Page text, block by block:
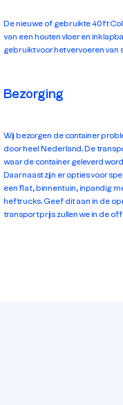
De nieuwe of gebruikte 40ft
van een houten vloer en
gebruikt voor het vervoeren van
Bezorging
Wij bezorgen de container
door heel Nederland. De
waar de container geleverd
Daarnaast zijn er opties voor
een flat, binnentuin, inpandig
heftrucks. Geef dit aan in de
transportprijs zullen we in de